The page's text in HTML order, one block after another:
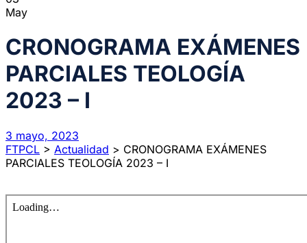
May
CRONOGRAMA EXÁMENES
PARCIALES TEOLOGÍA
2023 – I
3 mayo, 2023
FTPCL > Actualidad > CRONOGRAMA EXÁMENES
PARCIALES TEOLOGÍA 2023 – I